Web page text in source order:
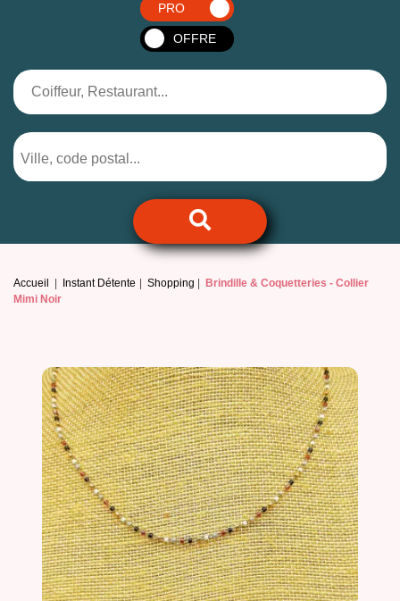
PRO
OFFRE
Accueil Instant Détente Shopping Brindille & Coquetteries -Collier
Mimi Noir